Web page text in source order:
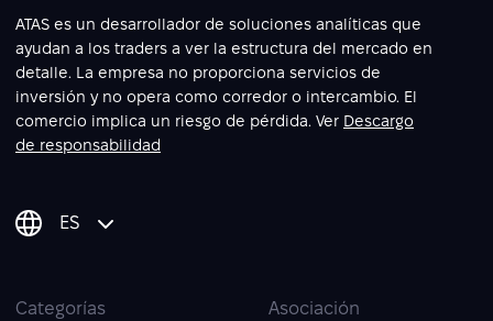
ATAS es un desarrollador de soluciones analíticas que
ayudan a los traders a ver la estructura del mercado en
detalle. La empresa no proporciona servicios de
inversión y no opera como corredor o intercambio. El
comercio implica un riesgo de pérdida. Ver Descargo
de responsabilidad
ES
Categorías Asociación